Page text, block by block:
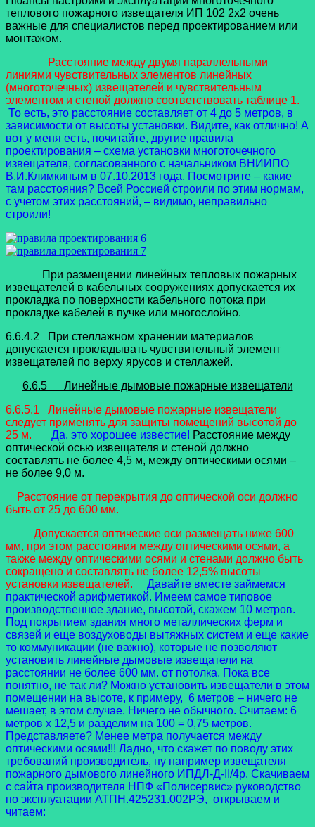
теплового пожарного извещателя ИП 102 2х2 очень
важные для специалистов перед проектированием или
монтажом.
Расстояние между двумя параллельными
линиями чувствительных элементов линейных
(многоточечных) извещателей и чувствительным
элементом и стеной должно соответствовать таблице 1.
То есть, это расстояние составляет от 4 до 5 метров, в
зависимости от высоты установки. Видите, как отлично! А
вот у меня есть, почитайте, другие правила
проектирования – схема установки многоточечного
извещателя, согласованного с начальником ВНИИПО
В.И.Климкиным в 07.10.2013 года. Посмотрите – какие
там расстояния? Всей Россией строили по этим нормам,
с учетом этих расстояний, – видимо, неправильно
строили!
При размещении линейных тепловых пожарных
извещателей в кабельных сооружениях допускается их
прокладка по поверхности кабельного потока при
прокладке кабелей в пучке или многослойно.
6.6.4.2 При стеллажном хранении материалов
допускается прокладывать чувствительный элемент
извещателей по верху ярусов и стеллажей.
6.6.5 Линейные дымовые пожарные извещатели
6.6.5.1 Линейные дымовые пожарные извещатели
следует применять для защиты помещений высотой до
25 м.
Да, это хорошее известие! Расстояние между
оптической осью извещателя и стеной должно
составлять не более 4,5 м, между оптическими осями –
не более 9,0 м.
Расстояние от перекрытия до оптической оси должно
быть от 25 до 600 мм.
Допускается оптические оси размещать ниже 600
мм, при этом расстояния между оптическими осями, а
также между оптическими осями и стенами должно быть
сокращено и составлять не более 12,5% высоты
установки извещателей.
Давайте вместе займемся
практической арифметикой. Имеем самое типовое
производственное здание, высотой, скажем 10 метров.
Под покрытием здания много металлических ферм и
связей и еще воздуховоды вытяжных систем и еще какие
то коммуникации (не важно), которые не позволяют
установить линейные дымовые извещатели на
расстоянии не более 600 мм. от потолка. Пока все
понятно, не так ли? Можно установить извещатели в этом
помещении на высоте, к примеру, 6 метров – ничего не
мешает, в этом случае. Ничего не обычного. Считаем: 6
метров х 12,5 и разделим на 100 = 0,75 метров.
Представляете? Менее метра получается между
оптическими осями!!! Ладно, что скажет по поводу этих
требований производитель, ну например извещателя
пожарного дымового линейного ИПДЛ-Д-II/4р. Скачиваем
с сайта производителя НПФ «Полисервис» руководство
по эксплуатации АТПН.425231.002РЭ, открываем и
читаем: